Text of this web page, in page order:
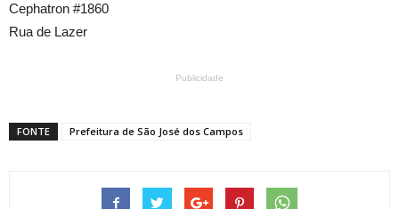
Cephatron #1860
Rua de Lazer
Publicidade
FONTE Prefeitura de São José dos Campos